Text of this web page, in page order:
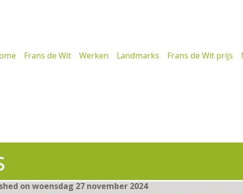
Frans de Wit Werken Landmarks Frans de Wit prijs
on woensdag 27 november 2024